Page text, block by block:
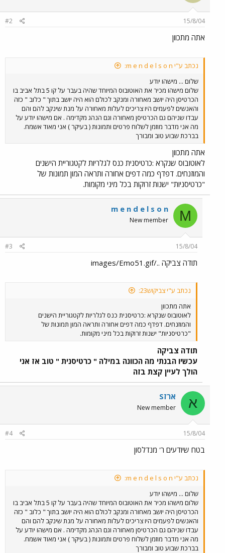
15/8/04
#2
אתה מתכוון
נכתב ע"י m e n d e l s o n:
שלום ... מישהו יודע
שלום מישהו מכיר את האוטובוס המיוחד שהיה בעבר על קו 5 בתל אביב בו
הכרטיסן היה יושב מאחורה ומנקב לכולם הוא היה יושב בתוך " כלוב " כזה
והאנשים לפעמים היו צריכים לעלות מאחורה על מנת שינקב להם והם
עבדו שניהם גם הכרטיסן מאחורה וגם הנהג מקדימה . אם מישהו יודע על
מה אני מדבר מוזמן לשלוח פרטים ותמונות ( בעיקר ) אני מאוד אשמח.
בברכת שבוע טוב ומבורך
אתה מתכוון
לאוטובוס שנקרא :כרטיסנית כנס לגלריות לקטגוריית הישנים
והמוזנחים. דפדף כמה דפים אחורה ותראה המון תמונות של
"כרטיסניות" ישנות זרוקות בכל מיני מקומות.
M
m e n d e l s o n
New member
15/8/04
#3
תודה צביקה ../images/Emo51.gif
נכתב ע"י צביקוש23:
אתה מתכוון
לאוטובוס שנקרא :כרטיסנית כנס לגלריות לקטגוריית הישנים
והמוזנחים. דפדף כמה דפים אחורה ותראה המון תמונות של
"כרטיסניות" ישנות זרוקות בכל מיני מקומות.
תודה צביקה
עכשיו הבנתי מה הכוונה במילה " כרטיסנית " טוב אז אני
הולך לעיין קצת בזה
א ארזS
New member
15/8/04
#4
בטח שיודעים ר' מנדלסון
נכתב ע"י m e n d e l s o n:
שלום ... מישהו יודע
שלום מישהו מכיר את האוטובוס המיוחד שהיה בעבר על קו 5 בתל אביב בו
הכרטיסן היה יושב מאחורה ומנקב לכולם הוא היה יושב בתוך " כלוב " כזה
והאנשים לפעמים היו צריכים לעלות מאחורה על מנת שינקב להם והם
עבדו שניהם גם הכרטיסן מאחורה וגם הנהג מקדימה . אם מישהו יודע על
מה אני מדבר מוזמן לשלוח פרטים ותמונות ( בעיקר ) אני מאוד אשמח.
בברכת שבוע טוב ומבורך